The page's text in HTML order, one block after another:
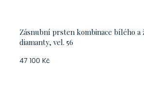
Zásnubní prsten kombinace bílého a
diamanty, vel. 56
47 100 Kč